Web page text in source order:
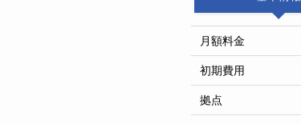
月額料金
初期費用
拠点